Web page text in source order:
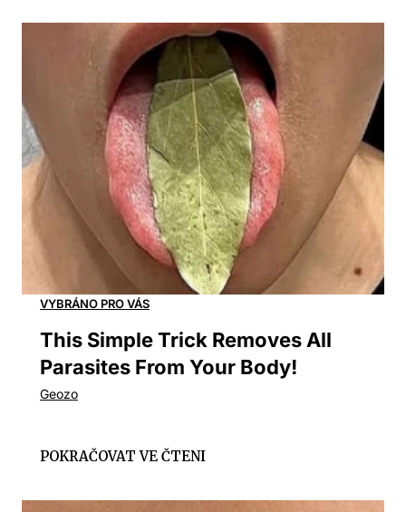
This Simple Trick Removes All
Parasites From Your Body!